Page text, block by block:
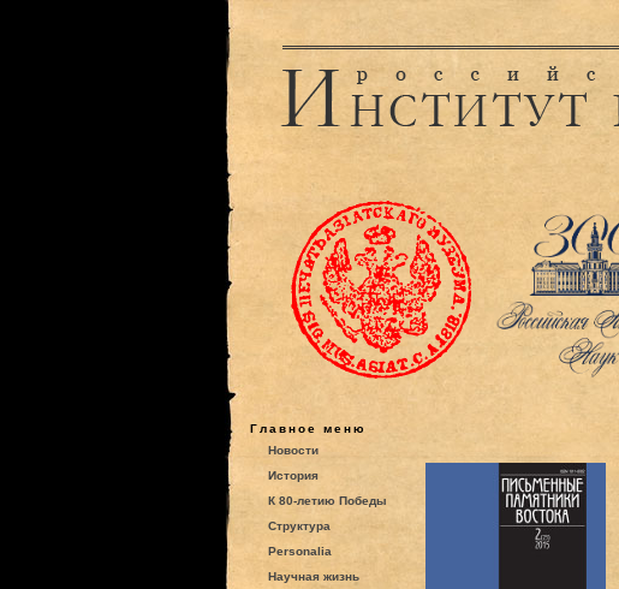
Главное меню
Новости
История
К 80-летию Победы
Структура
Personalia
Научная жизнь